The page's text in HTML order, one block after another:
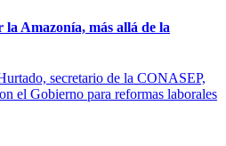
Amazonía, más allá de la